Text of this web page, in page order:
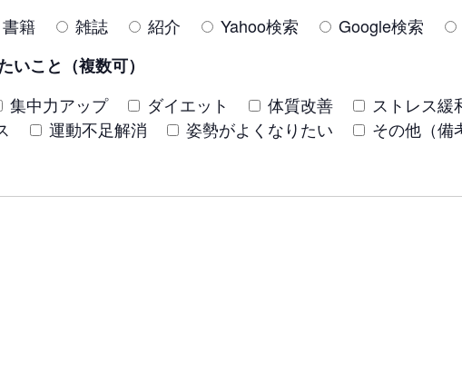
書籍 雑誌 紹介 Yahoo検索 Google検索
いこと（複数可）
集中力アップ ダイエット 体質改善 ストレス緩
運動不足解消 姿勢がよくなりたい
その他（備